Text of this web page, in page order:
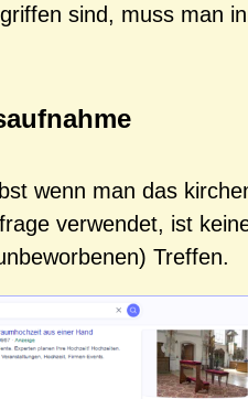
sind, muss man
wenn man das
verwendet, ist
Treffen.